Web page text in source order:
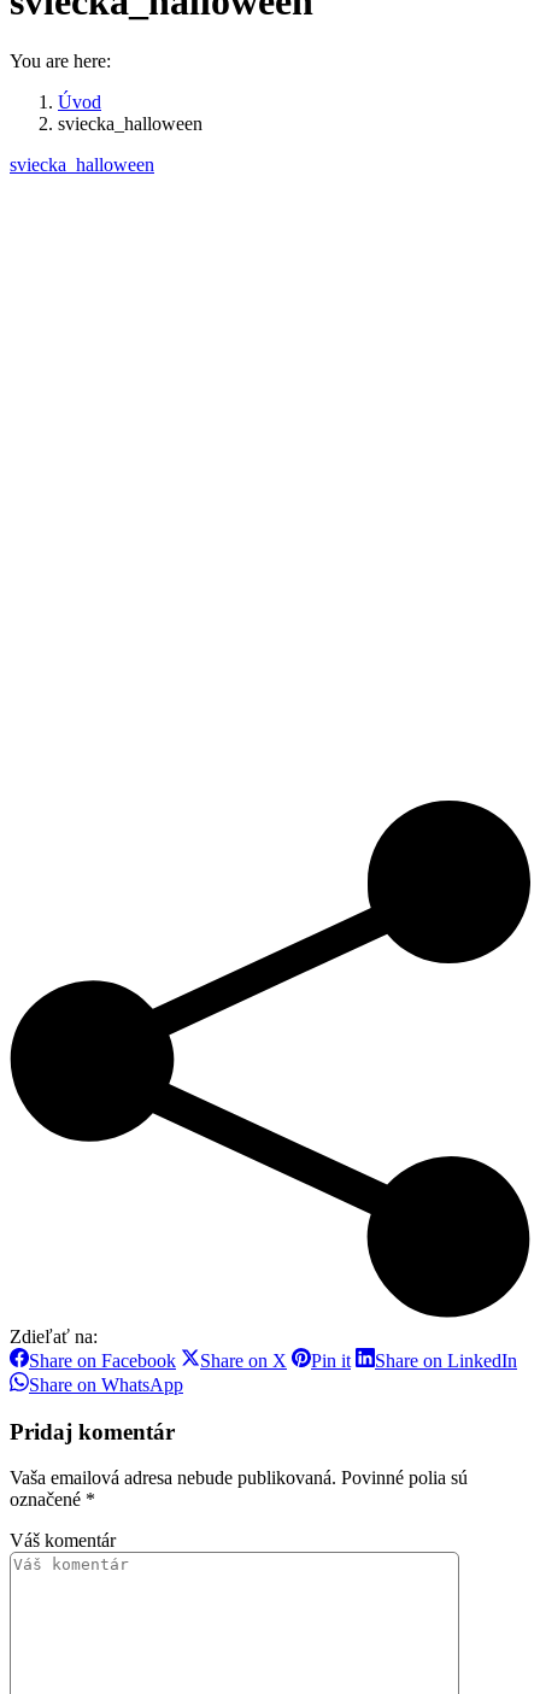
You are here:
Úvod
sviecka_halloween
sviecka_halloween
Zdieľať na:
Share on FacebookShare
on
Facebook
Share on X SharePin itShareShare on LinkedIn
Share on WhatsAppShare
Pridaj komentár
Vaša emailová adresa nebude publikovaná. Povinné polia sú
označené *
Váš komentár